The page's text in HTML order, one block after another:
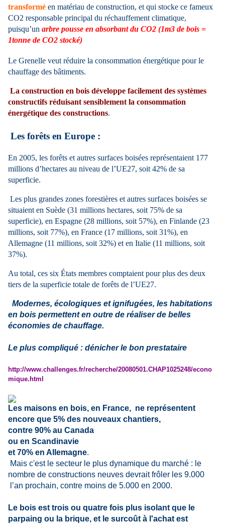
transformé en matériau de construction, et qui stocke ce fameux
CO2 responsable principal du réchauffement climatique,
puisqu’un arbre pousse en absorbant du CO2 (1m3 de bois =
1tonne de CO2 stocké)
Le Grenelle veut réduire la consommation énergétique pour le
chauffage des bâtiments.
La construction en bois développe facilement des systèmes
constructifs réduisant sensiblement la consommation
énergétique des constructions.
Les forêts en Europe :
En 2005, les forêts et autres surfaces boisées représentaient 177
millions d’hectares au niveau de l’UE27, soit 42% de sa
superficie.
Les plus grandes zones forestières et autres surfaces boisées se
situaient en Suède (31 millions hectares, soit 75% de sa
superficie), en Espagne (28 millions, soit 57%), en Finlande (23
millions, soit 77%), en France (17 millions, soit 31%), en
Allemagne (11 millions, soit 32%) et en Italie (11 millions, soit
37%).
Au total, ces six États membres comptaient pour plus des deux
tiers de la superficie totale de forêts de l’UE27.
Modernes, écologiques et ignifugées, les habitations
en bois permettent en outre de réaliser de belles
économies de chauffage.
Le plus compliqué : dénicher le bon prestataire
http://www.challenges.fr/recherche/20080501.CHAP1025248/econo
mique.html
Les maisons en bois, en France, ne représentent
encore que 5% des nouveaux chantiers,
contre 90% au Canada
ou en Scandinavie
et 70% en Allemagne.
Mais c'est le secteur le plus dynamique du marché : le
nombre de constructions neuves devrait frôler les 9.000
l’an prochain, contre moins de 5.000 en 2000.
Le bois est trois ou quatre fois plus isolant que le
parpaing ou la brique, et le surcoût à l'achat est